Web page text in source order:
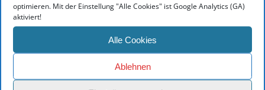
optimieren. Mit der Einstellung "Alle Cookies" ist Google Analytics (GA)
aktiviert!
Alle Cookies
Ablehnen
www.kithera.gr
Monemvasia Information
Gythio Information
Explore Crete
Patras Hafeninformationen